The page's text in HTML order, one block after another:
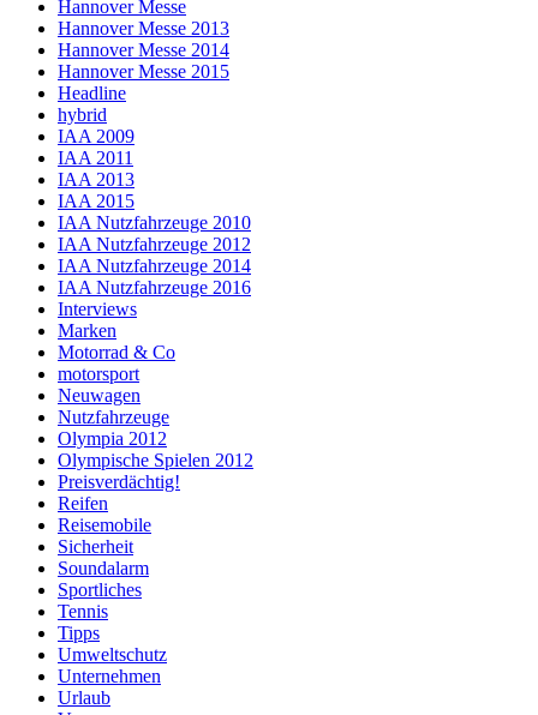
Hannover Messe
Hannover Messe 2013
Hannover Messe 2014
Hannover Messe 2015
Headline
hybrid
IAA 2009
IAA 2011
IAA 2013
IAA 2015
IAA Nutzfahrzeuge 2010
IAA Nutzfahrzeuge 2012
IAA Nutzfahrzeuge 2014
IAA Nutzfahrzeuge 2016
Interviews
Marken
Motorrad & Co
motorsport
Neuwagen
Nutzfahrzeuge
Olympia 2012
Olympische Spielen 2012
Preisverdächtig!
Reifen
Reisemobile
Sicherheit
Soundalarm
Sportliches
Tennis
Tipps
Umweltschutz
Unternehmen
Urlaub